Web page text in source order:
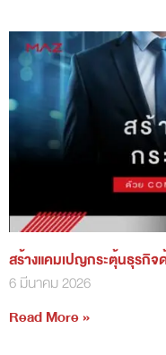
สร้างแคมเปญกระตุ้นธุรกิ
6 มีนาคม 2026
Read More »